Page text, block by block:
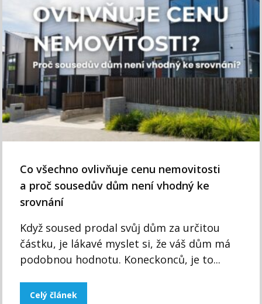
Co všechno ovlivňuje cenu nemovitosti
a proč sousedův dům není vhodný ke
srovnání
Když soused prodal svůj dům za určitou
částku, je lákavé myslet si, že váš dům má
podobnou hodnotu. Koneckonců, je to...
Celý článek